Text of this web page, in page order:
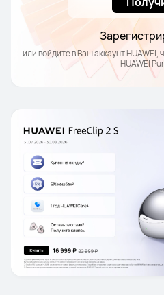
или войдите в Ваш аккаунт
HUAWEI